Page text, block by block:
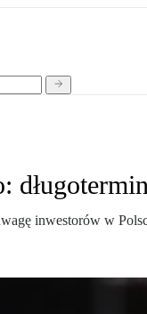
inwestorów w